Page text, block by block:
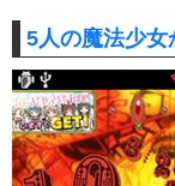
5人の魔法少女